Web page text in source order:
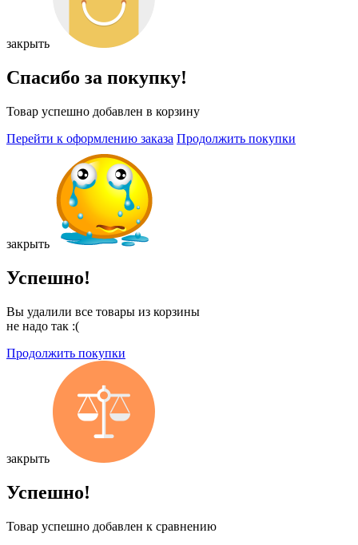
закрыть
Спасибо за покупку!
Товар успешно добавлен в корзину
Перейти к оформлению заказа Продолжить покупки
закрыть
Успешно!
Вы удалили все товары из корзины
не надо так :(
Продолжить покупки
закрыть
Успешно!
Товар успешно добавлен к сравнению